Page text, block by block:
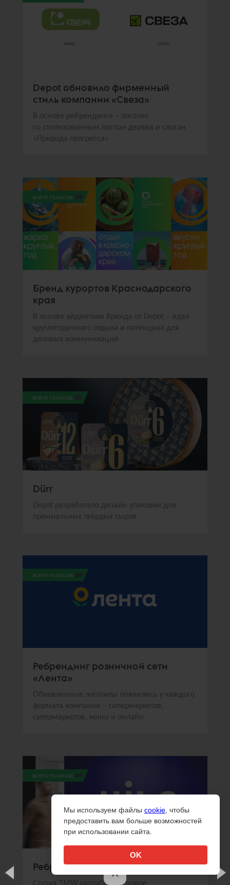
×
Depot обновило фирменный
стиль компании «Свеза»
В основе ребрендинга – логотип
со стилизованным листом дерева и слоган
«Природа прогресса»
всего голосов: 138
Бренд курортов Краснодарского
края
В основе айдентики бренда от Depot – идея
круглогодичного отдыха и потенциал для
деловых коммуникаций
всего голосов: 131
Dürr
Depot разработало дизайн упаковки для
премиальных твёрдых сыров
всего голосов: 129
Ребрендинг розничной сети
«Лента»
Обновленные логотипы появились у каждого
формата компании – гипермаркетов,
супермаркетов, мини и онлайн
всего голосов: 125
Ребрендинг UIS
Мы используем файлы cookie , чтобы
предоставить вам больше возможностей
при использовании сайта.
OK